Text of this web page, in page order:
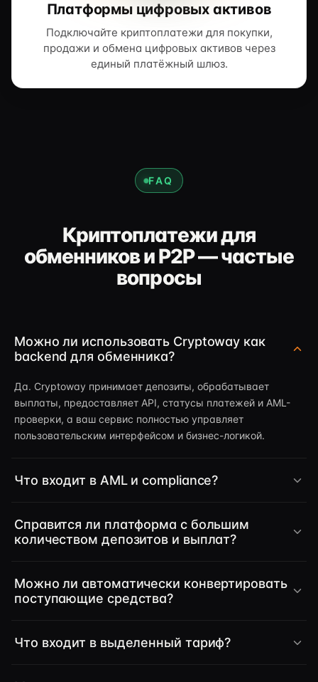
Платформы цифровых активов
Подключайте криптоплатежи для покупки,
продажи и обмена цифровых активов через
единый платёжный шлюз.
FAQ
Криптоплатежи для
обменников и P2P — частые
вопросы
Можно ли использовать Cryptoway как
backend для обменника?
Да. Cryptoway принимает депозиты, обрабатывает
выплаты, предоставляет API, статусы платежей и AML-
проверки, а ваш сервис полностью управляет
пользовательским интерфейсом и бизнес-логикой.
Что входит в AML и compliance?
Справится ли платформа с большим
количеством депозитов и выплат?
Можно ли автоматически конвертировать
поступающие средства?
Что входит в выделенный тариф?